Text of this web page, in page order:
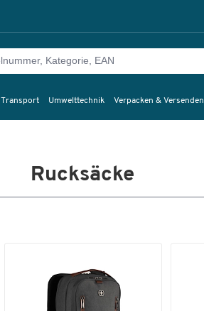
Transport Umwelttechnik Verpacken & Versenden
Rucksäcke